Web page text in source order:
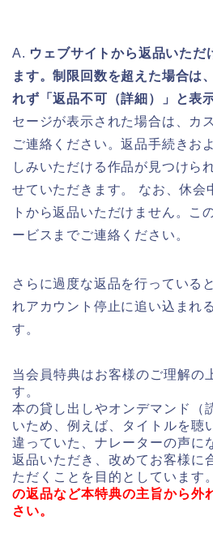
A. ウェブサイトから返品いただ
ます。制限回数を超えた場合は
れず「返品不可（詳細）」と表
セージが表示された場合は、カ
ご連絡ください。返品手続きお
しみいただける作品が見つけら
せていただきます。 なお、休会
トから返品いただけません。こ
ービスまでご連絡ください。
さらに過度な返品を行っている
れアカウント停止に追い込まれ
す。
当会員特典はお客様のご理解の
す。
本の貸し出しやオンデマンド（
いため、例えば、タイトルを聴
違っていた、ナレーターの声に
返品いただき、改めてお客様に
ただくことを目的としています。
の返品など本特典の主旨から外
さい。